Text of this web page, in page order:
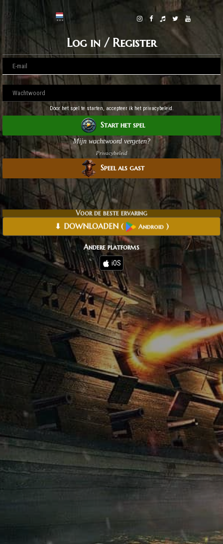
Log in / Register
Door het spel te starten, accepteer ik het privacybeleid.
Start het spel
Mijn wachtwoord vergeten?
Privacybeleid
Speel als gast
Voor de beste ervaring
⬇ DOWNLOADEN ( Android)
Andere platforms
iOS